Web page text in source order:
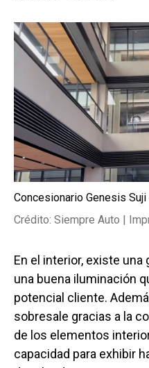
Concesionario Genesis
Crédito: Siempre Auto |
En el interior, existe
una buena iluminación
potencial cliente.
sobresale gracias a la
de los elementos
capacidad para exhibir